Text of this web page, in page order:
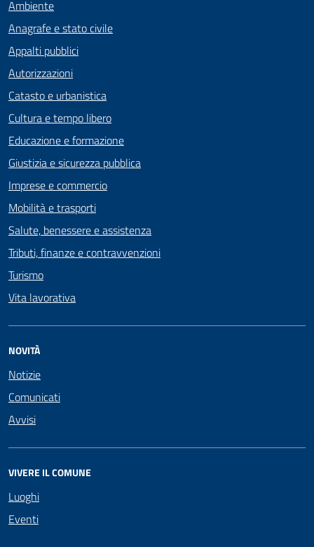
Ambiente
Anagrafe e stato civile
Appalti pubblici
Autorizzazioni
Catasto e urbanistica
Cultura e tempo libero
Educazione e formazione
Giustizia e sicurezza pubblica
Imprese e commercio
Mobilità e trasporti
Salute, benessere e assistenza
Tributi, finanze e contravvenzioni
Turismo
Vita lavorativa
NOVITÀ
Notizie
Comunicati
Avvisi
VIVERE IL COMUNE
Luoghi
Eventi